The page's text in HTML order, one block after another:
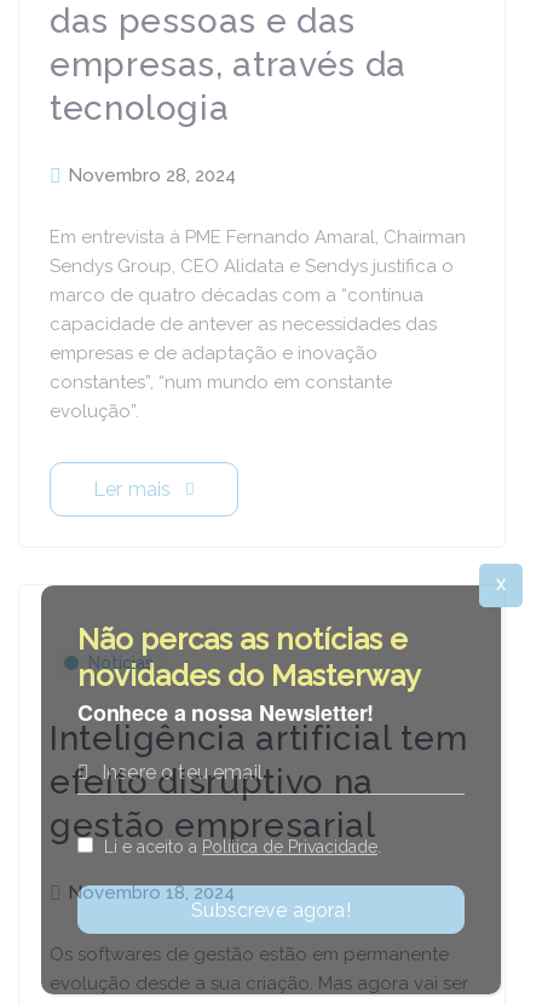
das pessoas e das
empresas, através da
tecnologia
Novembro 28, 2024
Em entrevista à PME Fernando Amaral, Chairman
Sendys Group, CEO Alidata e Sendys justifica o
marco de quatro décadas com a “contínua
capacidade de antever as necessidades das
empresas e de adaptação e inovação
constantes”, “num mundo em constante
evolução”.
Ler mais
Notícias
Inteligência artificial tem
efeito disruptivo na
gestão empresarial
Novembro 18, 2024
Os softwares de gestão estão em permanente
evolução desde a sua criação. Mas agora vai ser
Não percas as notícias e
novidades do Masterway
Conhece a nossa Newsletter!
Li e aceito a Política de Privacidade
X